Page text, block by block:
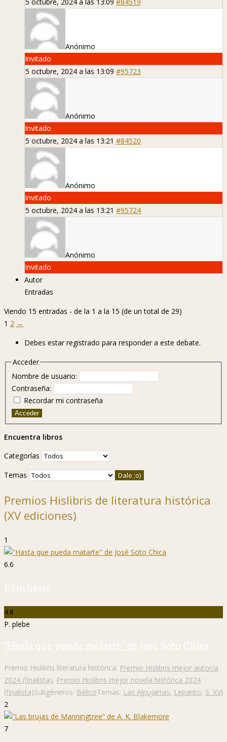
Anónimo
Invitado
5 octubre, 2024 a las 13:09 #95723
Anónimo
Invitado
5 octubre, 2024 a las 13:21 #84520
Anónimo
Invitado
5 octubre, 2024 a las 13:21 #95724
Anónimo
Invitado
Autor
Entradas
Viendo 15 entradas - de la 1 a la 15 (de un total de 29)
1 2 →
Debes estar registrado para responder a este debate.
Acceder
Nombre de usuario:
Contraseña:
Recordar mi contraseña
Acceder
Encuentra libros
Categorías
Temas
Premios Hislibris de literatura histórica
(XV ediciones)
1
6.6
P. Hislibris
4.8
P. plebe
"Hasta que pueda matarte" de José Soto Chica
Premio Hislibris literatura histórica: Premio Hislibris mejor autor/a
2024 (finalista), Premio Hislibris mejor novela histórica 2024
(finalista)Subgéneros: BélicoTemas: Las Alpujarras, Lepanto, S. XVI
2
7